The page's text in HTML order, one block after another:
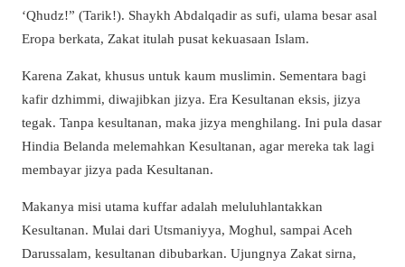
‘Qhudz!” (Tarik!). Shaykh Abdalqadir as sufi, ulama besar asal
Eropa berkata, Zakat itulah pusat kekuasaan Islam.
Karena Zakat, khusus untuk kaum muslimin. Sementara bagi
kafir dzhimmi, diwajibkan jizya. Era Kesultanan eksis, jizya
tegak. Tanpa kesultanan, maka jizya menghilang. Ini pula dasar
Hindia Belanda melemahkan Kesultanan, agar mereka tak lagi
membayar jizya pada Kesultanan.
Makanya misi utama kuffar adalah meluluhlantakkan
Kesultanan. Mulai dari Utsmaniyya, Moghul, sampai Aceh
Darussalam, kesultanan dibubarkan. Ujungnya Zakat sirna,